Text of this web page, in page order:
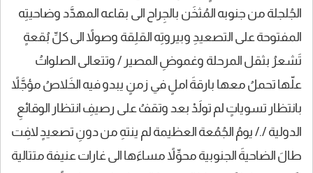
الجُلجلة من جنوبه المُثخَن بالجِراح الى بقاعه المهدَّد وضاحيتِه
المفتوحة على التصعيدِ وبيروتِه القلِقة وصولاً الى كلِّ بُقعةٍ
تَشعرُ بثقل المرحلة وغموضِ المصير / وتتعالى الصلواتُ
علّها تحملُ معها بارقةَ املٍ في زمنٍ يبدو فيه الخَلاصُ مؤجَّلاً
بانتظار تسوياتٍ لم تولَدْ بعد وتقفُ على رصيفِ انتظار الوقائعِ
الدولية /./ يومُ الجُمُعة العظيمة لم ينتهِ من دونِ تصعيدٍ لافِت
طالَ الضاحيةَ الجنوبية محوِّلاً مساءَها الى غارات عنيفة متتالية